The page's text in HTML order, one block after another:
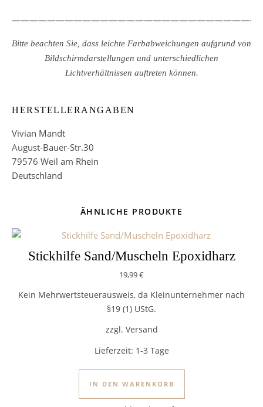
Bitte beachten Sie, dass leichte Farbabweichungen aufgrund von
Bildschirmdarstellungen und unterschiedlichen
Lichtverhältnissen auftreten können.
HERSTELLERANGABEN
Vivian Mandt
August-Bauer-Str.30
79576 Weil am Rhein
Deutschland
ÄHNLICHE PRODUKTE
Stickhilfe Sand/Muscheln Epoxidharz
19,99€
Kein Mehrwertsteuerausweis, da Kleinunternehmer nach
§19 (1) UStG.
zzgl. Versand
Lieferzeit: 1-3 Tage
IN DEN WARENKORB